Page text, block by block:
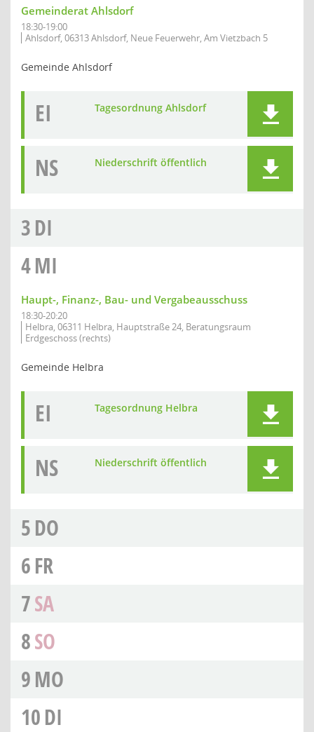
Gemeinderat Ahlsdorf
18:30-19:00
Ahlsdorf, 06313 Ahlsdorf, Neue Feuerwehr, Am Vietzbach 5
Gemeinde Ahlsdorf
EI Tagesordnung Ahlsdorf
NS Niederschrift öffentlich
3DI
4MI
Haupt-, Finanz-, Bau- und Vergabeausschuss
18:30-20:20
Helbra, 06311 Helbra, Hauptstraße 24, Beratungsraum
Erdgeschoss (rechts)
Gemeinde Helbra
EI Tagesordnung Helbra
NS Niederschrift öffentlich
5DO
6FR
7SA
8SO
9MO
10DI